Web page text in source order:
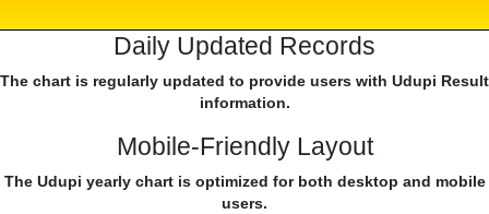
Daily Updated Records
The chart is regularly updated to provide users with Udupi Result
information.
Mobile-Friendly Layout
The Udupi yearly chart is optimized for both desktop and mobile
users.